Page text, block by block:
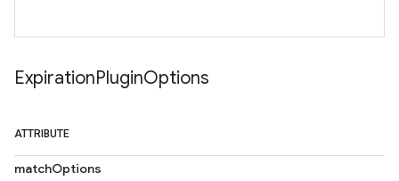
ExpirationPluginOptions
ATTRIBUTE
matchOptions